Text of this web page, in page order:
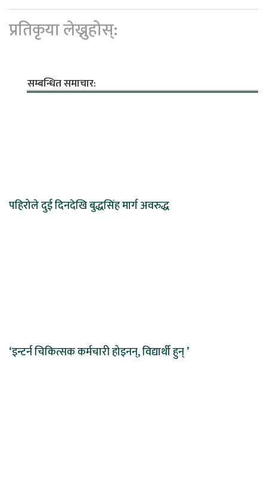
प्रतिकृया लेख्नुहोस्:
सम्बन्धित समाचार:
पहिरोले दुई दिनदेखि बुद्धसिंह मार्ग अवरुद्ध
‘इन्टर्न चिकित्सक कर्मचारी होइनन्, विद्यार्थी हुन् ’